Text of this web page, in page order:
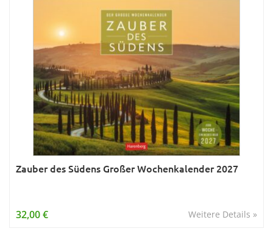
Zauber des Südens Großer Wochenkalender 2027
Weitere Details »
32,00 €